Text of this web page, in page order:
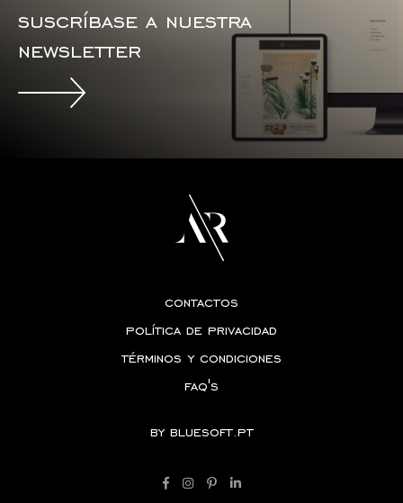
suscríbase a nuestra
newsletter
contactos
política de privacidad
términos y condiciones
faq's
by bluesoft.pt